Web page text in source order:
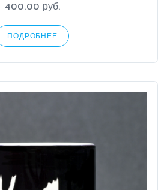
400.00 руб.
ПОДРОБНЕЕ